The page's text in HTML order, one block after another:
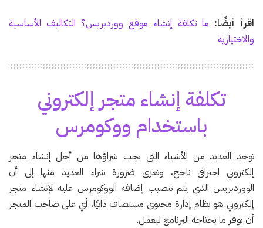
اقرأ أيضًا: ما تكلفة إنشاء موقع ووردبريس؟ التكاليف الأساسية
والاختيارية
تكلفة إنشاء متجر إلكتروني
باستخدام ووكومرس
توجد العديد من الأشياء التي يجب شراؤها من أجل إنشاء متجر
إلكتروني احترافي ناجح، وتعزى ضرورة شراء العديد منها إلى أن
الووردبريس الذي يتم تنصيب إضافة الووكومرس عليه لإنشاء متجر
إلكتروني هو نظام إدارة محتوى مستضاف ذاتيًا، أي على صاحب المتجر
أن يوفر ما يحتاجه البرنامج ليعمل.